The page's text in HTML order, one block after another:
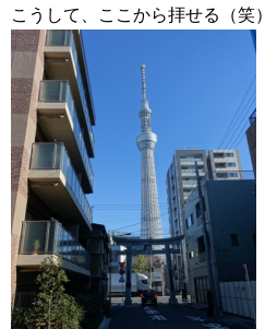
こうして、ここから拝せる（笑）